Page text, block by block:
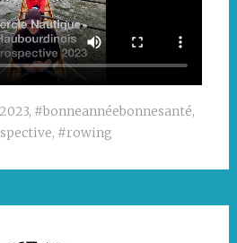
, #bonneannéebonnesanté,
, #rowing